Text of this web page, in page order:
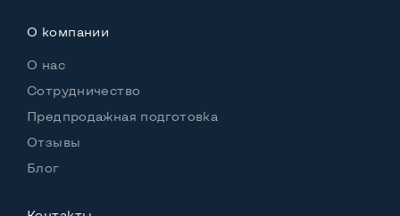
О компании
О нас
Сотрудничество
Предпродажная подготовка
Отзывы
Блог